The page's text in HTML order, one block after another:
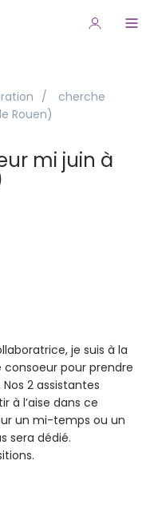
/
cherche
Rouen)
mi juin à
je suis à la
consoeur pour prendre
2 assistantes
à l’aise dans ce
un mi-temps ou un
sera dédié.